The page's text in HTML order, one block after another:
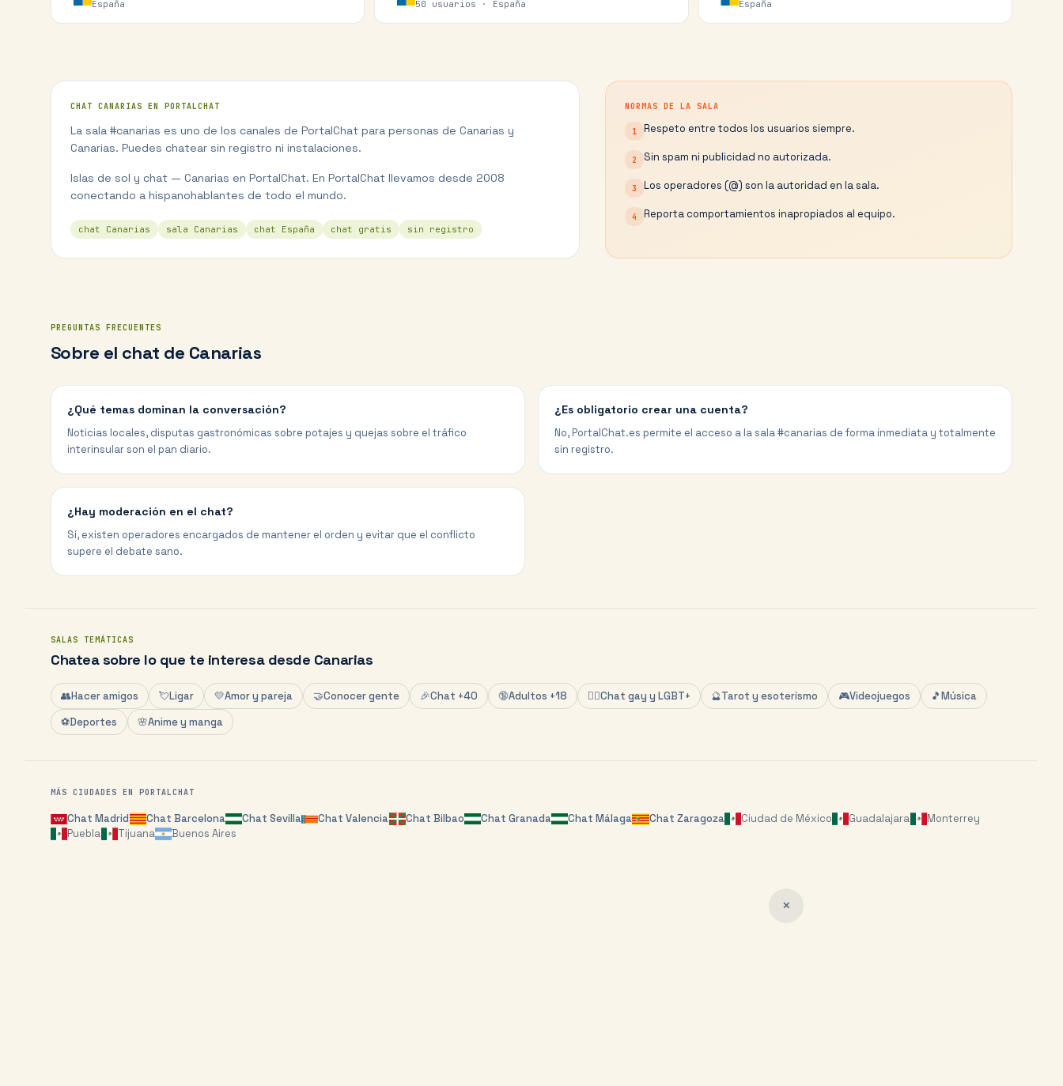
España 50 usuarios · España España
CHAT CANARIAS EN PORTALCHAT
La sala #canarias es uno de los canales de PortalChat para personas de Canarias y
Canarias. Puedes chatear sin registro ni instalaciones.
Islas de sol y chat — Canarias en PortalChat. En PortalChat llevamos desde 2008
conectando a hispanohablantes de todo el mundo.
chat Canarias sala Canarias chat España chat gratis sin registro
NORMAS DE LA SALA
1 Respeto entre todos los usuarios siempre.
2 Sin spam ni publicidad no autorizada.
3 Los operadores (@) son la autoridad en la sala.
4 Reporta comportamientos inapropiados al equipo.
PREGUNTAS FRECUENTES
Sobre el chat de Canarias
¿Qué temas dominan la conversación?
Noticias locales, disputas gastronómicas sobre potajes y quejas sobre el tráfico
interinsular son el pan diario.
¿Es obligatorio crear una cuenta?
No, PortalChat.es permite el acceso a la sala #canarias de forma inmediata y totalmente
sin registro.
¿Hay moderación en el chat?
Sí, existen operadores encargados de mantener el orden y evitar que el conflicto
supere el debate sano.
SALAS TEMÁTICAS
Chatea sobre lo que te interesa desde Canarias
👥Hacer amigos 💘Ligar 💛Amor y pareja 🤝Conocer gente 🎉Chat +40 🔞Adultos +18 🏳️‍🌈Chat gay y LGBT+ 🔮Tarot y esoterismo 🎮Videojuegos 🎵Música
⚽Deportes 🌸Anime y manga
MÁS CIUDADES EN PORTALCHAT
ChatMadrid Chat Barcelona Chat Sevilla ChatValencia Chat Bilbao Chat Granada ChatMálaga Chat Zaragoza Ciudad de México Guadalajara
Monterrey
Puebla
Tijuana Buenos Aires
✕